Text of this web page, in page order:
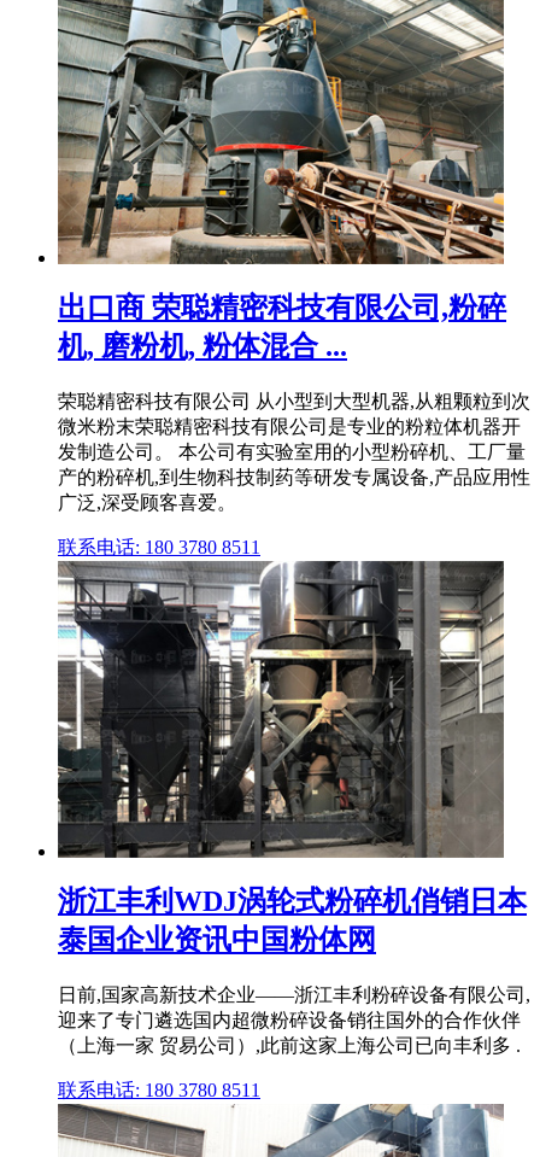
出口商 荣聪精密科技有限公司,粉碎
机, 磨粉机, 粉体混合 ...
荣聪精密科技有限公司 从小型到大型机器,从粗颗粒到次
微米粉末荣聪精密科技有限公司是专业的粉粒体机器开
发制造公司。 本公司有实验室用的小型粉碎机、工厂量
产的粉碎机,到生物科技制药等研发专属设备,产品应用性
广泛,深受顾客喜爱。
联系电话: 180 3780 8511
浙江丰利WDJ涡轮式粉碎机俏销日本
泰国企业资讯中国粉体网
日前,国家高新技术企业——浙江丰利粉碎设备有限公司,
迎来了专门遴选国内超微粉碎设备销往国外的合作伙伴
（上海一家 贸易公司）,此前这家上海公司已向丰利多 .
联系电话: 180 3780 8511